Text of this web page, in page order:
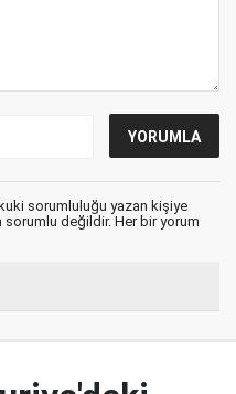
sorumluluğu yazan kişiye
sorumlu değildir. Her bir yorum